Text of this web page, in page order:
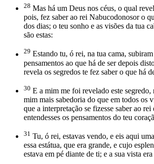
28 Mas há um Deus nos céus, o qual
pois, fez saber ao rei Nabucodonosor o
dos dias; o teu sonho e as visões da tua
são estas:
29 Estando tu, ó rei, na tua cama, subiram
pensamentos ao que há de ser depois
revela os segredos te fez saber o que há
30 E a mim me foi revelado este segredo,
mim mais sabedoria do que em todos os
que a interpretação se fizesse saber ao rei
entendesses os pensamentos do teu
31 Tu, ó rei, estavas vendo, e eis aqui
essa estátua, que era grande, e cujo
estava em pé diante de ti; e a sua vista